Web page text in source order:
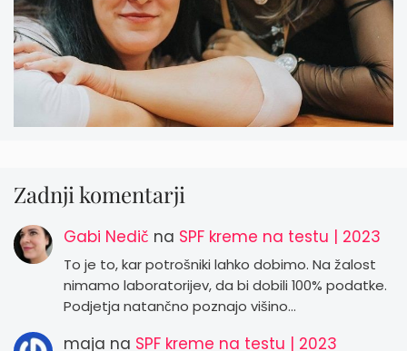
Zadnji komentarji
Gabi Nedič na SPF kreme na testu | 2023
To je to, kar potrošniki lahko dobimo. Na žalost
nimamo laboratorijev, da bi dobili 100% podatke.
Podjetja natančno poznajo višino…
maja na SPF kreme na testu | 2023